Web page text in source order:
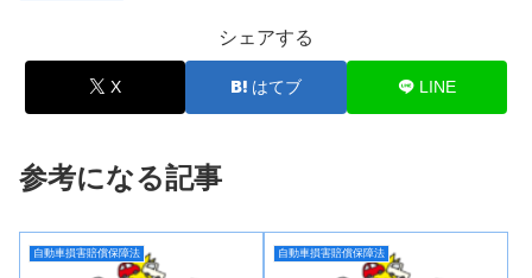
シェアする
X はてブ LINE
参考になる記事
自動車損害賠償保障法 自動車損害賠償保障法